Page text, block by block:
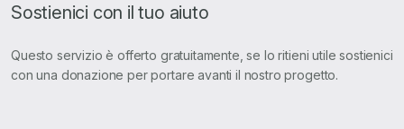
Sostienici con il tuo aiuto
Questo servizio è offerto gratuitamente, se lo ritieni utile sostienici
con una donazione per portare avanti il nostro progetto.